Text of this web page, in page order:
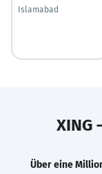
Islamabad
XING
Über eine